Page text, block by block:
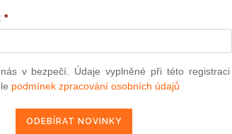
usnesl na tomto zákoně České
ČÁST PRVNÍ
OBECNÁ ČÁST
*
v bezpečí. Údaje vyplněné při této registraci
podmínek zpracování osobních údajů